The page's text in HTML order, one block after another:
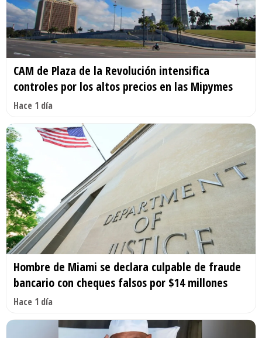
CAM de Plaza de la Revolución intensifica
controles por los altos precios en las Mipymes
Hace 1 día
Hombre de Miami se declara culpable de fraude
bancario con cheques falsos por $14 millones
Hace 1 día